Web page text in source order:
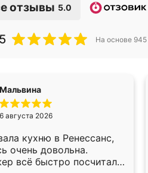
отзывы 5.0
На основе 945
Мальвина
6 августа 2026
кухню в Ренессанс,
очень довольна.
всё быстро посчитала,